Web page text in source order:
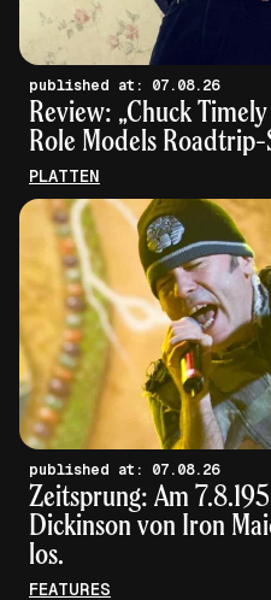
published at: 07.08.26
Review: „Chuck
Role Models
PLATTEN
published at: 07.08.26
Zeitsprung: Am
Dickinson von Iron
los.
FEATURES